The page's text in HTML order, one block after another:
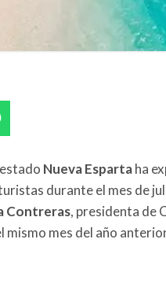
Nueva Espartaha
durante el mes de
Contreras, presidenta de
mismo mes del año